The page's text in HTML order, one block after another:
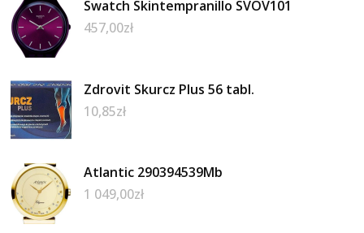
Swatch Skintempranillo SVOV101
457,00zł
Zdrovit Skurcz Plus 56 tabl.
10,85zł
Atlantic 290394539Mb
1 049,00zł